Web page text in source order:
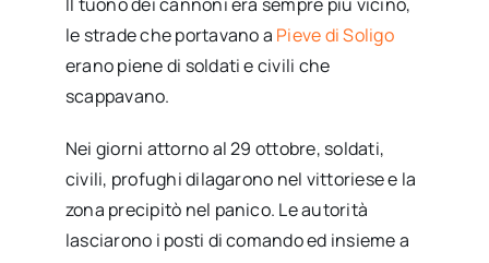
le strade che portavano a Pieve di Soligo
erano piene di soldati e civili che
scappavano.
Nei giorni attorno al 29 ottobre, soldati,
civili, profughi dilagarono nel vittoriese e la
zona precipitò nel panico. Le autorità
lasciarono i posti di comando ed insieme a